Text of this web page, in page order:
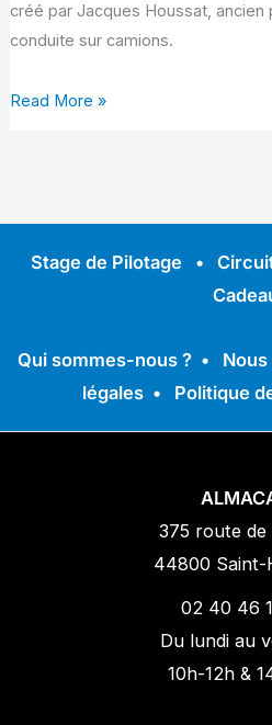
créé par Jacques Houssat, ancien
conduite sur camions.
Read More »
Stage de Pilotage •
Qui sommes-nous ? •
légales • Politique
375 route de
44800 Saint-
02 40 46
Du lundi au
10h-12h &